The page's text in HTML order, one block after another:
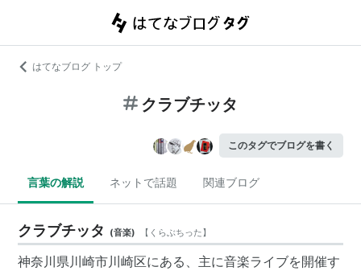
はてなブログ トップ
クラブチッタ
このタグでブログを書く
言葉の解説 ネットで話題 関連ブログ
クラブチッタ (音楽) 【 くらぶちった】
神奈川県川崎市川崎区にある、主に音楽ライブを開催す